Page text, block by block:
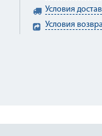
Условия
Условия